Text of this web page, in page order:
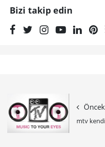
Bizi takip edin
mtv